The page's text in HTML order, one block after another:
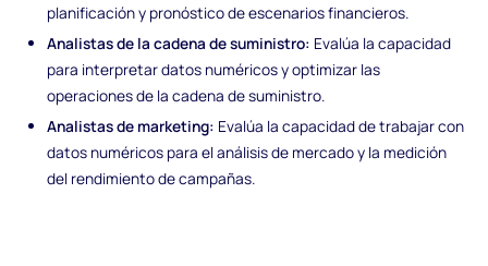
planificación y pronóstico de escenarios financieros.
Analistas de la cadena de suministro: Evalúa la capacidad
para interpretar datos numéricos y optimizar las
operaciones de la cadena de suministro.
Analistas de marketing: Evalúa la capacidad de trabajar con
datos numéricos para el análisis de mercado y la medición
del rendimiento de campañas.